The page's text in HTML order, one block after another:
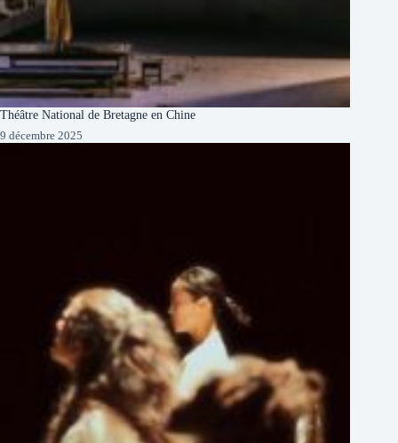
Théâtre National de Bretagne en Chine
9 décembre 2025